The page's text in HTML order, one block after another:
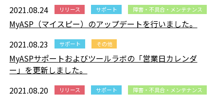
2021.08.24 リリース サポート 障害・不具合・メンテナンス
MyASP（マイスピー）のアップデートを行いました。
2021.08.23
サポート その他
MyASPサポートおよびツールラボの「営業日カレンダ
ー」を更新しました。
2021.08.20
リリース サポート 障害・不具合・メンテナンス